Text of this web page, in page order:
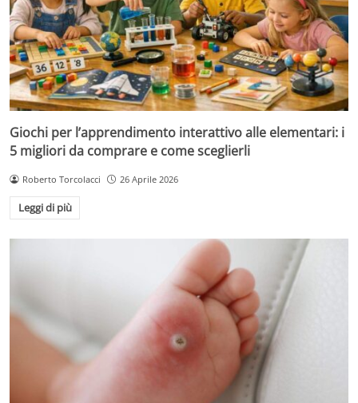
Giochi per l’apprendimento interattivo alle elementari: i
5 migliori da comprare e come sceglierli
Roberto Torcolacci 26 Aprile 2026
Leggi di più